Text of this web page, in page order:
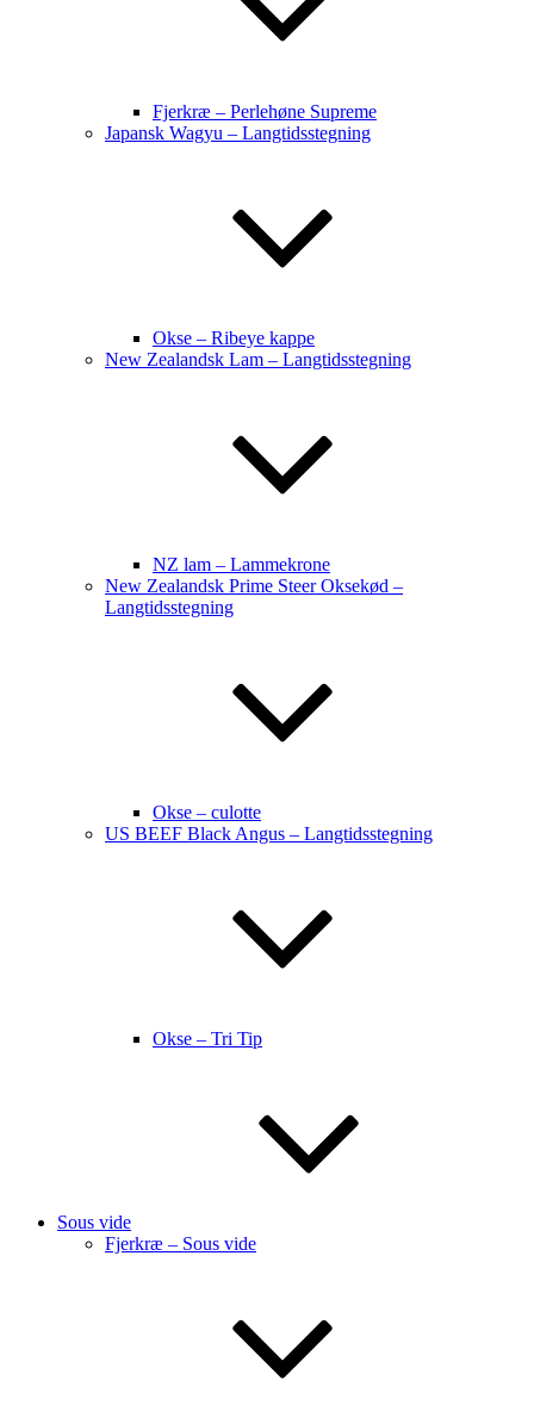
Fjerkræ – Perlehøne Supreme
Japansk Wagyu – Langtidsstegning
Okse – Ribeye kappe
New Zealandsk Lam – Langtidsstegning
NZ lam – Lammekrone
New Zealandsk Prime Steer Oksekød –
Langtidsstegning
Okse – culotte
US BEEF Black Angus – Langtidsstegning
Okse – Tri Tip
Sous vide
Fjerkræ – Sous vide